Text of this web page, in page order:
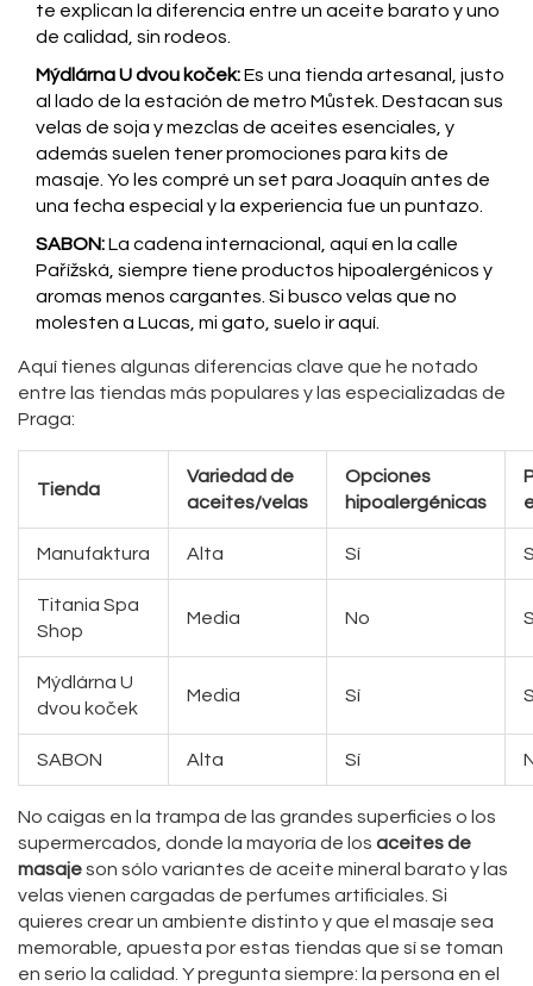
te explican la diferencia entre un aceite barato y uno
de calidad, sin rodeos.
Mýdlárna U dvou koček:Es una tienda artesanal, justo
al lado de la estación de metro Můstek. Destacan sus
velas de soja y mezclas de aceites esenciales, y
además suelen tener promociones para kits de
masaje. Yo les compré un set para Joaquín antes de
una fecha especial y la experiencia fue un puntazo.
SABON:La cadena internacional, aquí en la calle
Pařížská, siempre tiene productos hipoalergénicos y
aromas menos cargantes. Si busco velas que no
molesten a Lucas, mi gato, suelo ir aquí.
Aquí tienes algunas diferencias clave que he notado
entre las tiendas más populares y las especializadas de
Praga:
Tienda
Variedad de
aceites/velas
Opciones
hipoalergénicas
Manufaktura Alta Sí
Titania Spa
Shop
Media No
Mýdlárna U
dvou koček
Media Sí
SABON Alta Sí
No caigas en la trampa de las grandes superficies o los
supermercados, donde la mayoría de los aceites de
masajeson sólo variantes de aceite mineral barato y las
velas vienen cargadas de perfumes artificiales. Si
quieres crear un ambiente distinto y que el masaje sea
memorable, apuesta por estas tiendas que sí se toman
en serio la calidad. Y pregunta siempre: la persona en el